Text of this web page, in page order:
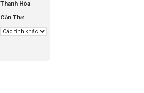
Thanh Hóa
Cần Thơ